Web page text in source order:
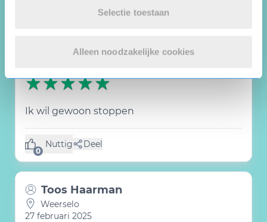
Selectie toestaan
Alleen noodzakelijke cookies
28 februari 2025
Ik wil gewoon stoppen
0
Nuttig
(0 like) Deel
Toos Haarman
Weerselo
27 februari 2025